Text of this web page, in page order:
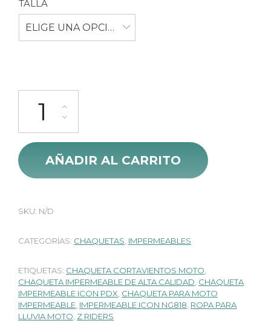
TALLA
ELIGE UNA OPCIÓN
AÑADIR AL CARRITO
SKU: N/D
CATEGORÍAS: CHAQUETAS, IMPERMEABLES
ETIQUETAS: CHAQUETA CORTAVIENTOS MOTO,
CHAQUETA IMPERMEABLE DE ALTA CALIDAD, CHAQUETA
IMPERMEABLE ICON PDX, CHAQUETA PARA MOTO
IMPERMEABLE, IMPERMEABLE ICON NG818, ROPA PARA
LLUVIA MOTO, Z RIDERS